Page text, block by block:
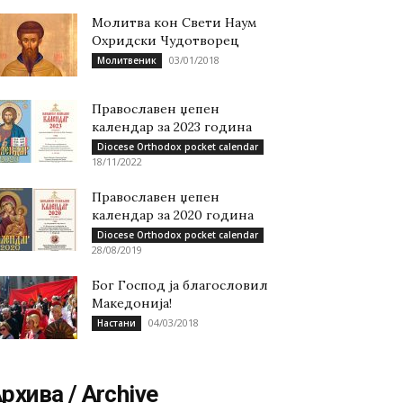
Молитва кон Свети Наум
Охридски Чудотворец
Молитвеник 03/01/2018
Православен џепен
календар за 2023 година
Diocese Orthodox pocket calendar
18/11/2022
Православен џепен
календар за 2020 година
Diocese Orthodox pocket calendar
28/08/2019
Бог Господ ја благословил
Македонија!
Настани 04/03/2018
/ Archive